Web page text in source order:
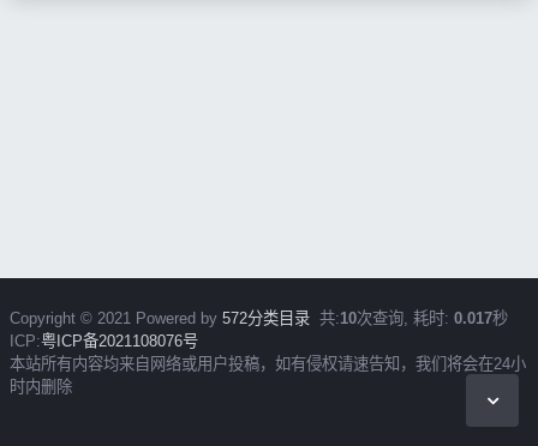
Copyright © 2021 Powered by 572分类目录共:10次查询, 耗时: 0.017秒
ICP:粤ICP备2021108076号
本站所有内容均来自网络或用户投稿，如有侵权请速告知，我们将会在24小
时内删除